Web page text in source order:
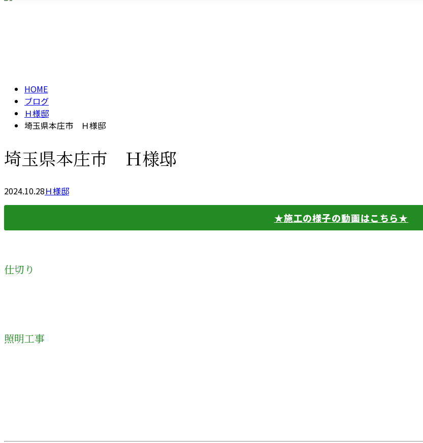
HOME
ブログ
Ｈ様邸
埼玉県本庄市 Ｈ様邸
埼玉県本庄市 Ｈ様邸
2024.10.28Ｈ様邸
★施工の様子の動画はこちら★
仕切り
照明工事